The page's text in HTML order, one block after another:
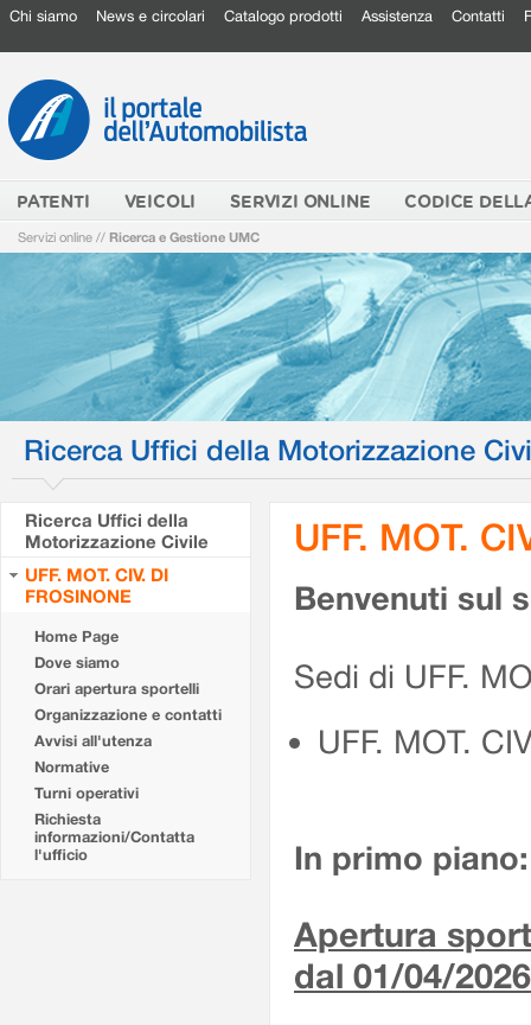
Chi siamo News e circolari Catalogo prodotti Assistenza Contatti
PATENTI VEICOLI SERVIZI ONLINE CODICE
Servizi online // Ricerca e Gestione UMC
Ricerca Uffici della Motorizzazione
Ricerca Uffici della
Motorizzazione Civile
UFF. MOT. CIV. DI
FROSINONE
Home Page
Dove siamo
Orari apertura sportelli
Organizzazione e contatti
Avvisi all'utenza
Normative
Turni operativi
Richiesta
informazioni/Contatta
l'ufficio
UFF. MOT.
Benvenuti sul
Sedi di UFF.
UFF. MOT.
In primo piano:
Apertura
dal 01/04/2026